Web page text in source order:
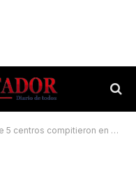
en el Gran Festival del Guiso